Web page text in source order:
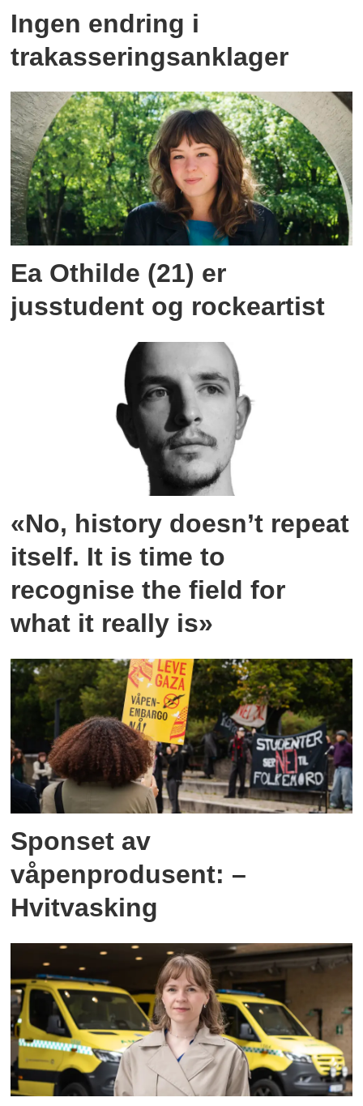
Ingen endring i
trakasseringsanklager
Ea Othilde (21) er
jusstudent og rockeartist
«No, history doesn’t repeat
itself. It is time to
recognise the field for
what it really is»
Sponset av
våpenprodusent: –
Hvitvasking